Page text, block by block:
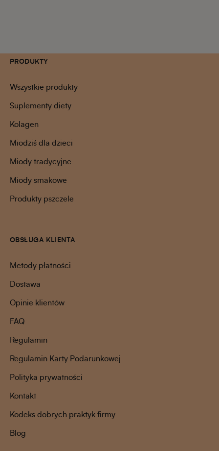
PRODUKTY
Wszystkie produkty
Suplementy diety
Kolagen
Miodziś dla dzieci
Miody tradycyjne
Miody smakowe
Produkty pszczele
OBSŁUGA KLIENTA
Metody płatności
Dostawa
Opinie klientów
FAQ
Regulamin
Regulamin Karty Podarunkowej
Polityka prywatności
Kontakt
Kodeks dobrych praktyk firmy
Blog